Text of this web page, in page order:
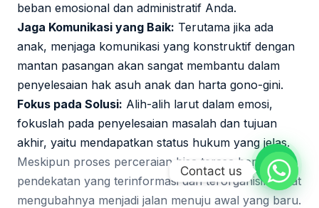
beban emosional dan administratif Anda.
Jaga Komunikasi yang Baik: Terutama jika ada
anak, menjaga komunikasi yang konstruktif dengan
mantan pasangan akan sangat membantu dalam
penyelesaian hak asuh anak dan harta gono-gini.
Fokus pada Solusi: Alih-alih larut dalam emosi,
fokuslah pada penyelesaian masalah dan tujuan
akhir, yaitu mendapatkan status hukum yang jelas.
Meskipun proses perceraian bisa terasa berat,
pendekatan yang terinformasi dan terorganisir dapat
mengubahnya menjadi jalan menuju awal yang baru.
Contact us